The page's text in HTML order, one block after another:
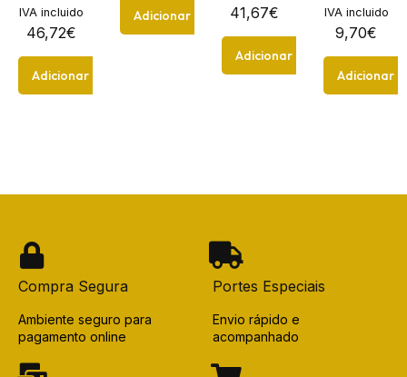
46,72€
IVA incluido
Adicionar
Adicionar 41,67€
Adicionar
9,70€
IVA incluido
Adicionar
Compra Segura
Ambiente seguro para
pagamento online
Portes Especiais
Envio rápido e
acompanhado